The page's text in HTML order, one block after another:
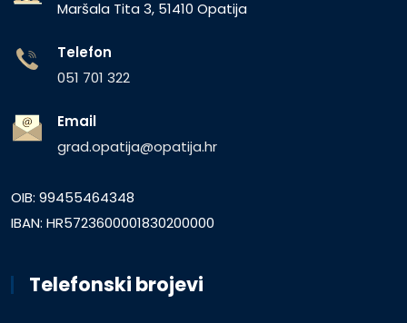
Maršala Tita 3, 51410 Opatija
Telefon
051 701 322
Email
grad.opatija@opatija.hr
OIB: 99455464348
IBAN: HR5723600001830200000
Telefonski brojevi